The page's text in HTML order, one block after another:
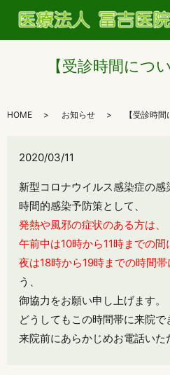
【受診時間につ
HOME お知らせ 【受診時
2020/03/11
新型コロナウイルス感染症の感
時間的感染予防策として、
発熱や風邪の症状のある方は、
午前中は10時から11時までの間
夜は18時から19時までの時間
う、
御協力をお願い申し上げます。
どうしてもこの時間帯に来院で
来院前にあらかじめお電話いた